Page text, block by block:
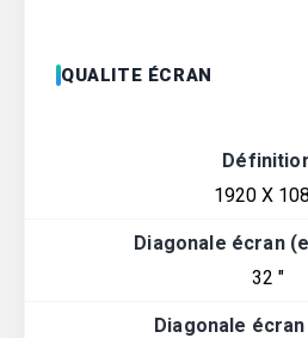
QUALITE ÉCRAN
1920 X
Diagonale écran
32 "
Diagonale